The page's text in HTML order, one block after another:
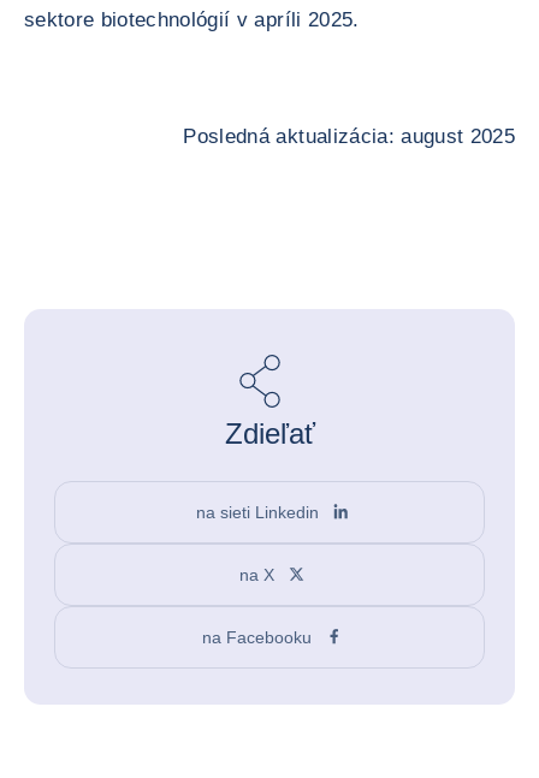
sektore biotechnológií v apríli 2025.
Posledná aktualizácia: august 2025
Zdieľať
na sieti Linkedin
na X
na Facebooku